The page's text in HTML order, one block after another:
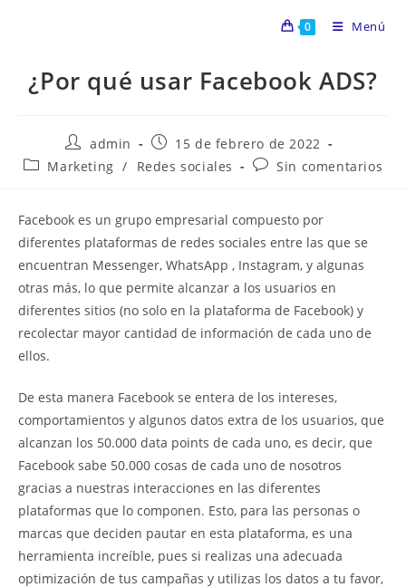
0 Menú
¿Por qué usar Facebook ADS?
admin
15 de febrero de 2022
Marketing / Redes sociales Sin comentarios
Facebook es un grupo empresarial compuesto por
diferentes plataformas de redes sociales entre las que se
encuentran Messenger, WhatsApp , Instagram, y algunas
otras más, lo que permite alcanzar a los usuarios en
diferentes sitios (no solo en la plataforma de Facebook) y
recolectar mayor cantidad de información de cada uno de
ellos.
De esta manera Facebook se entera de los intereses,
comportamientos y algunos datos extra de los usuarios, que
alcanzan los 50.000 data points de cada uno, es decir, que
Facebook sabe 50.000 cosas de cada uno de nosotros
gracias a nuestras interacciones en las diferentes
plataformas que lo componen. Esto, para las personas o
marcas que deciden pautar en esta plataforma, es una
herramienta increíble, pues si realizas una adecuada
optimización de tus campañas y utilizas los datos a tu favor,